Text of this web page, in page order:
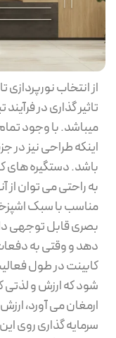
از انتخاب
تاثیر گذاری در
میباشد. با وجود
اینکه طراحی نیز در
باشد. دستگیره های
به راحتی می توان از
مناسب با سبک
بصری قابل توجهی
دهد و وقتی به
کابینت در طول
شود که ارزش و لذتی
ارمغان می آورد،
سرمایه گذاری روی